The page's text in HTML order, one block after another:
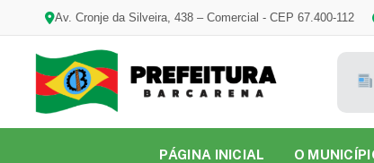
Av. Cronje da Silveira, 438 – Comercial - CEP 67.400-112
PÁGINA INICIAL O